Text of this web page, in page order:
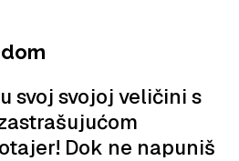
svoj svojoj veličini s
Dok ne napuniš